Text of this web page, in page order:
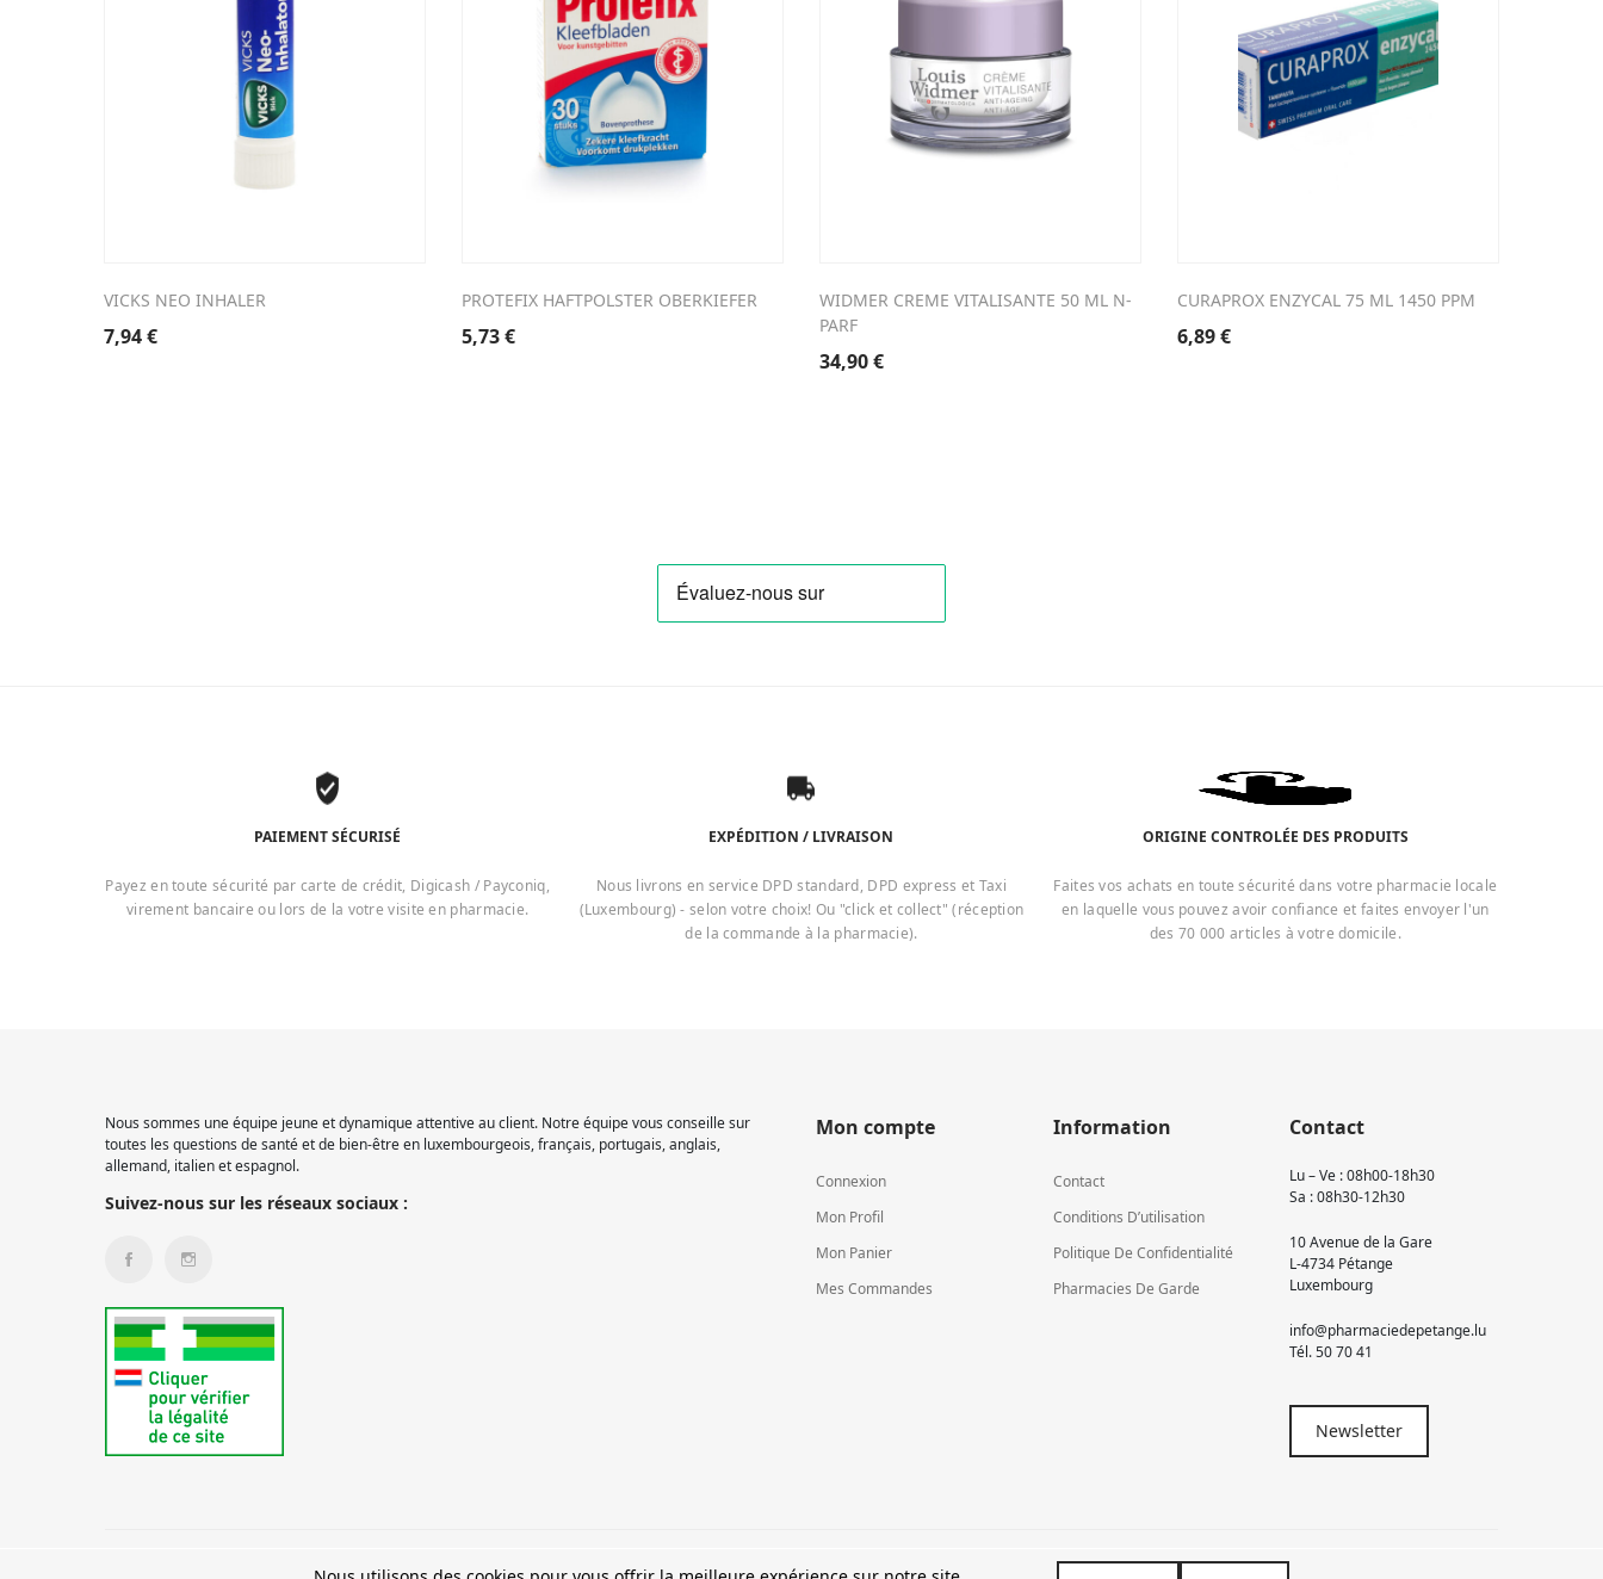
VICKS NEO INHALER
7,94€
PROTEFIX HAFTPOLSTER OBERKIEFER
5,73€
WIDMER CREME VITALISANTE 50 ML N-
PARF
34,90€
CURAPROX ENZYCAL 75 ML 1450 PPM
6,89€
PAIEMENT SÉCURISÉ
Payez en toute sécurité par carte de crédit, Digicash / Payconiq,
virement bancaire ou lors de la votre visite en pharmacie.
EXPÉDITION / LIVRAISON
Nous livrons en service DPD standard, DPD express et Taxi
(Luxembourg) - selon votre choix! Ou "click et collect" (réception
de la commande à la pharmacie).
ORIGINE CONTROLÉE DES PRODUITS
Faites vos achats en toute sécurité dans votre pharmacie locale
en laquelle vous pouvez avoir confiance et faites envoyer l'un
des 70 000 articles à votre domicile.
Nous sommes une équipe jeune et dynamique attentive au client. Notre équipe vous conseille sur
toutes les questions de santé et de bien-être en luxembourgeois, français, portugais, anglais,
allemand, italien et espagnol.
Suivez-nous sur les réseaux sociaux :
Mon compte
Connexion
Mon Profil
Mon Panier
Mes Commandes
Information
Contact
Conditions D’utilisation
Politique De Confidentialité
Pharmacies De Garde
Contact
Lu – Ve : 08h00-18h30
Sa : 08h30-12h30
10 Avenue de la Gare
L-4734 Pétange
Luxembourg
info@pharmaciedepetange.lu
Tél.50 70 41
Newsletter
TVA LU15581262